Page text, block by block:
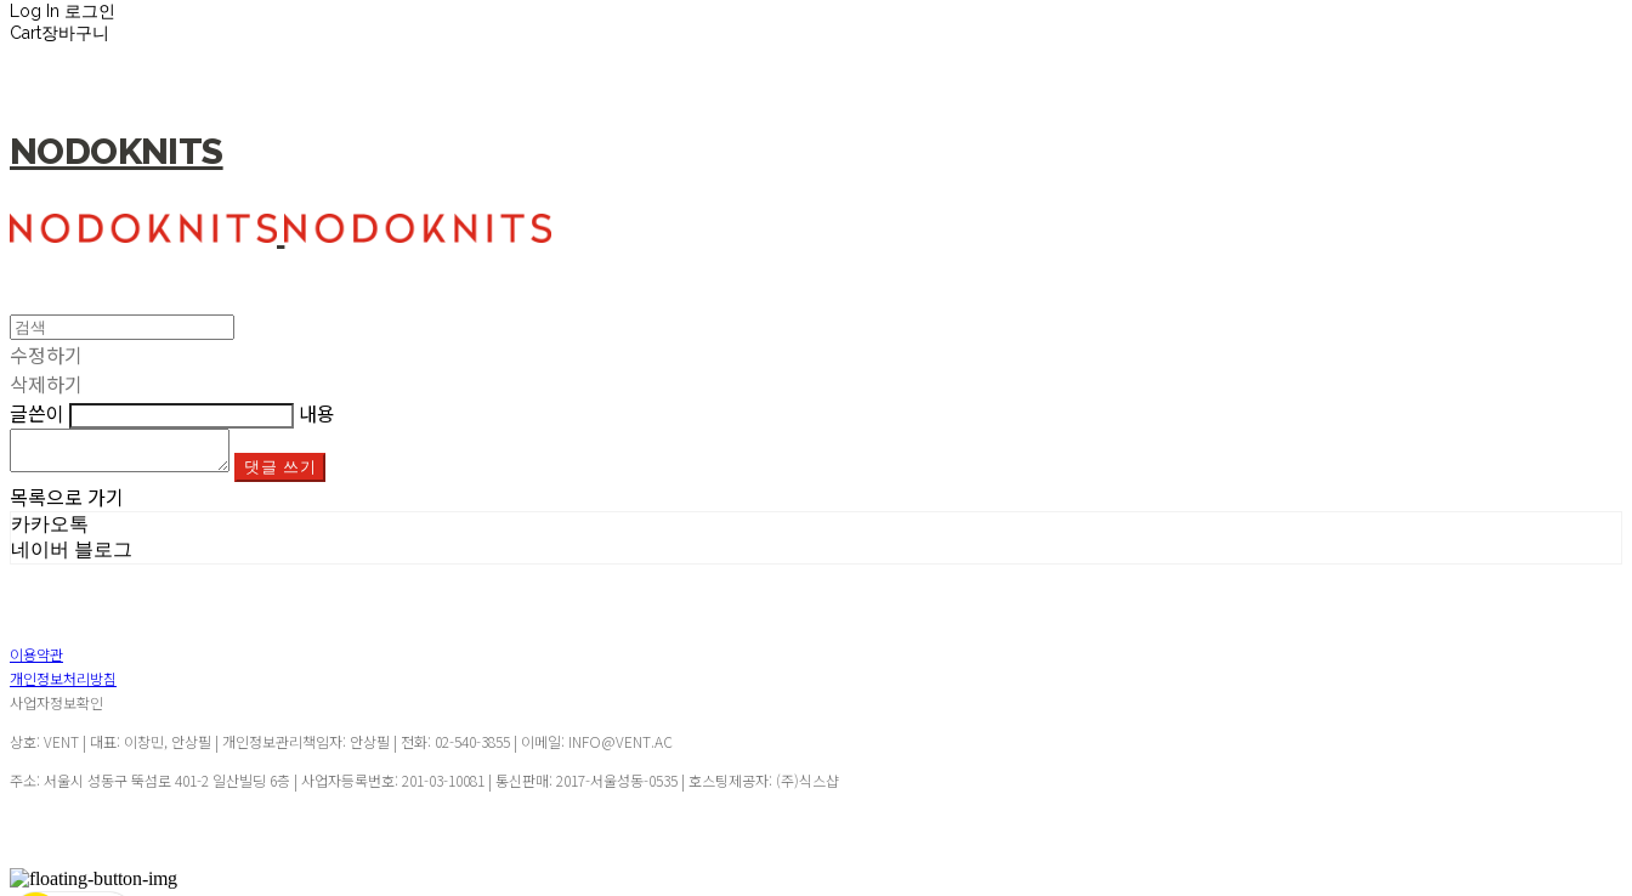
Log In 로그인
Cart장바구니
NODOKNITS
수정하기
삭제하기
글쓴이
내용
댓글 쓰기
목록으로 가기
카카오톡
네이버 블로그
이용약관
개인정보처리방침
사업자정보확인
상호: VENT | 대표: 이창민, 안상필 | 개인정보관리책임자: 안상필 | 전화: 02-540-3855 | 이메일: INFO@VENT.AC
주소: 서울시 성동구 뚝섬로 401-2 일산빌딩 6층 | 사업자등록번호: 201-03-10081 | 통신판매: 2017-서울성동-0535 | 호스팅제공자: (주)식스샵